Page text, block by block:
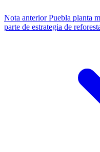
Nota anteriorPuebla planta
parte de estrategia de